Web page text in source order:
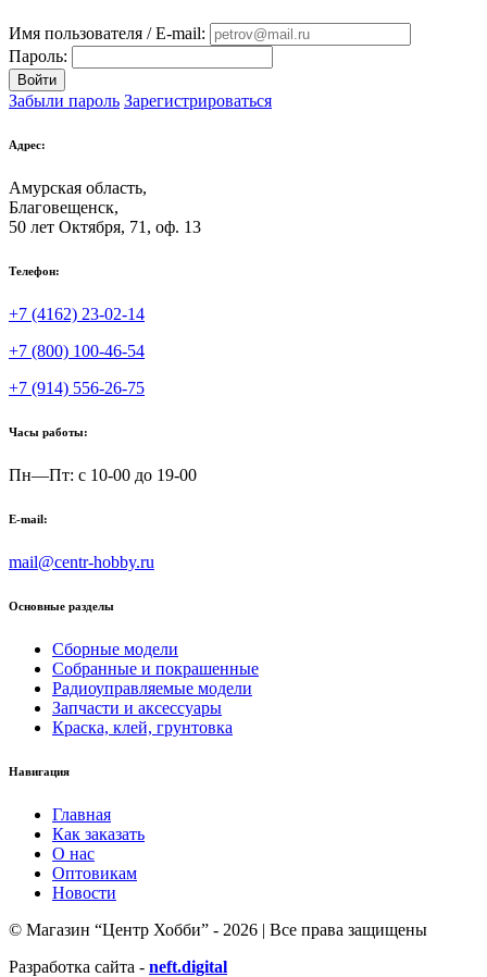
Имя пользователя / E-mail:
Пароль:
Войти
Забыли пароль Зарегистрироваться
Адрес:
Амурская область,
Благовещенск,
50 лет Октября, 71, оф. 13
Телефон:
+7 (4162) 23-02-14
+7 (800) 100-46-54
+7 (914) 556-26-75
Часы работы:
Пн—Пт: с 10-00 до 19-00
E-mail:
mail@centr-hobby.ru
Основные разделы
Сборные модели
Собранные и покрашенные
Радиоуправляемые модели
Запчасти и аксессуары
Краска, клей, грунтовка
Навигация
Главная
Как заказать
О нас
Оптовикам
Новости
© Магазин “Центр Хобби” - 2026 | Все права защищены
Разработка сайта - neft.digital